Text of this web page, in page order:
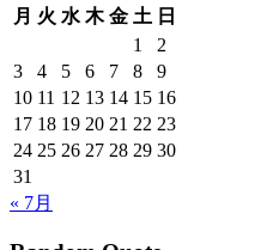
月 火 水 木 金 土 日
1
2
3
4 5 6 7 8
9
10 11 12 13 14 15 16
17 18 19 20 21 22 23
24 25 26 27 28 29 30
31
« 7月